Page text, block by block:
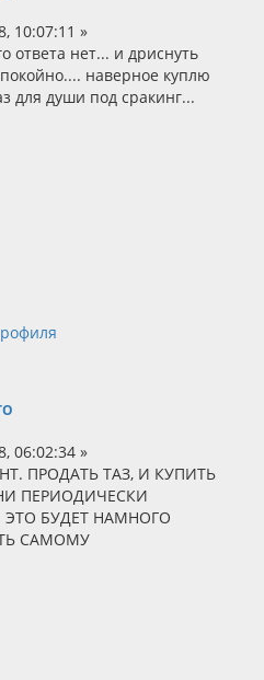
10:07:11 »
ответа нет... и дриснуть
наверное куплю
для души под сракинг...
06:02:34 »
ПРОДАТЬ ТАЗ, И КУПИТЬ
ПЕРИОДИЧЕСКИ
БУДЕТ НАМНОГО
САМОМУ